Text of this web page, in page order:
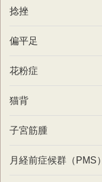
捻挫
偏平足
花粉症
猫背
子宮筋腫
月経前症候群（PMS）